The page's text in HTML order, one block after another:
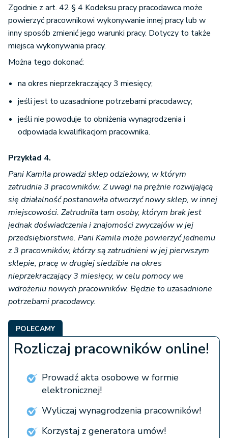
Zgodnie z art. 42 § 4 Kodeksu pracy pracodawca może
powierzyć pracownikowi wykonywanie innej pracy lub w
inny sposób zmienić jego warunki pracy. Dotyczy to także
miejsca wykonywania pracy.
Można tego dokonać:
na okres nieprzekraczający 3 miesięcy;
jeśli jest to uzasadnione potrzebami pracodawcy;
jeśli nie powoduje to obniżenia wynagrodzenia i
odpowiada kwalifikacjom pracownika.
Przykład 4.
Pani Kamila prowadzi sklep odzieżowy, w którym
zatrudnia 3 pracowników. Z uwagi na prężnie rozwijającą
się działalność postanowiła otworzyć nowy sklep, w innej
miejscowości. Zatrudniła tam osoby, którym brak jest
jednak doświadczenia i znajomości zwyczajów w jej
przedsiębiorstwie. Pani Kamila może powierzyć jednemu
z 3 pracowników, którzy są zatrudnieni w jej pierwszym
sklepie, pracę w drugiej siedzibie na okres
nieprzekraczający 3 miesięcy, w celu pomocy we
wdrożeniu nowych pracowników. Będzie to uzasadnione
potrzebami pracodawcy.
POLECAMY
Rozliczaj pracowników online!
Prowadź akta osobowe w formie
elektronicznej!
Wyliczaj wynagrodzenia pracowników!
Korzystaj z generatora umów!